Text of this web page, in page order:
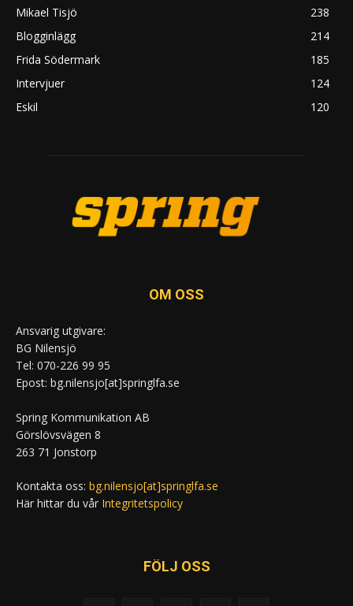
Mikael Tisjö
238
Blogginlägg
214
Frida Södermark
185
Intervjuer
124
Eskil
120
OM OSS
Ansvarig utgivare:
BG Nilensjö
Tel: 070-226 99 95
Epost: bg.nilensjo[at]springlfa.se
Spring Kommunikation AB
Görslövsvägen 8
263 71 Jonstorp
Kontakta oss: bg.nilensjo[at]springlfa.se
Här hittar du vår Integritetspolicy
FÖLJ OSS